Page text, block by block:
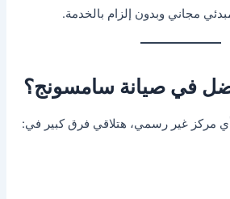
مجاني وبدون إلزام بالخدمة.
في صيانة سامسونج؟
أي مركز غير رسمي، هتلاقي فرق كبير في: